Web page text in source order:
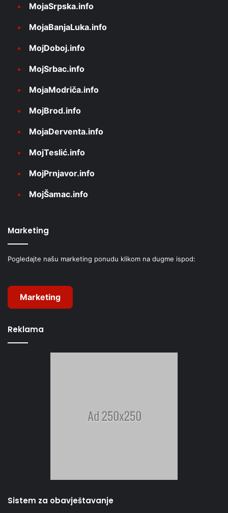
MojaSrpska.info
MojaBanjaLuka.info
MojDoboj.info
MojSrbac.info
MojaModriča.info
MojBrod.info
MojaDerventa.info
MojTeslić.info
MojPrnjavor.info
MojŠamac.info
Marketing
Pogledajte našu marketing ponudu klikom na dugme ispod:
Marketing
Reklama
Sistem za obavještavanje